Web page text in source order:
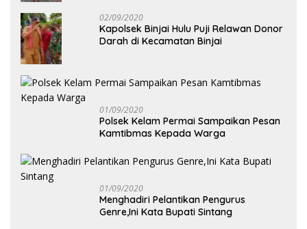
02/09/2020
Kapolsek Binjai Hulu Puji Relawan Donor
Darah di Kecamatan Binjai
01/09/2020
Polsek Kelam Permai Sampaikan Pesan
Kamtibmas Kepada Warga
01/09/2020
Menghadiri Pelantikan Pengurus
Genre,Ini Kata Bupati Sintang